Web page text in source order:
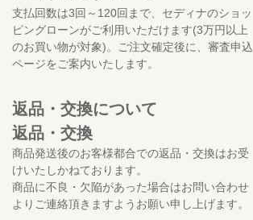
支払回数は3回～120回まで、セディナのショッ
ピングローンがご利用いただけます(3万円以上
のお買い物が対象)。ご注文確定後に、審査申込
ページをご案内いたします。
返品・交換について
返品・交換
商品発送後のお客様都合での返品・交換はお受
けいたしかねております。
商品に不良・欠陥があった場合はお問い合わせ
よりご連絡頂きますようお願い申し上げます。